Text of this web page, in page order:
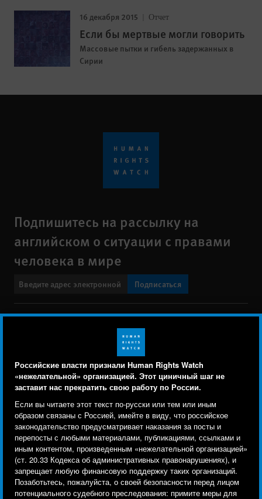
Российские власти признали Human Rights Watch
«нежелательной» организацией. Этот циничный шаг не
заставит нас прекратить свою работу по России.
Если вы читаете этот текст по-русски или тем или иным
образом связаны с Россией, имейте в виду, что российское
законодательство предусматривает наказания за посты и
перепосты с любыми материалами, публикациями, ссылками и
иным контентом, произведенным «нежелательной организацией»
(ст. 20.33 Кодекса об административных правонарушениях), и
запрещает любую финансовую поддержку таких организаций.
Позаботьтесь, пожалуйста, о своей безопасности перед лицом
потенциального судебного преследования: примите меры для
16 декабря 2015 Отчет
Если бы мертвые могли говорить
Массовые пытки и гибель задержанных в
Сирии
Подпишитесь на рассылку на
английском о ситуации с правами
человека в мире
Подписаться
Свяжитесь с нами
menu
Заявление о политике конфиденциальности
Карта сайта
Text Version
© 2026 Human Rights Watch
Human Rights Watch| 350 Fifth Avenue, 34th Floor | New York,NY
10118-3299USA|t1.212.290.4700
Human Rights Watchis a 501(C)(3) nonprofit registered in the US
under EIN: 13-2875808
Human Rights Watch cookie preferences
Мы используем файлы cookie, технологии
отслеживания и сторонние аналитические
инструменты, чтобы лучше понять, кто посещает
сайт, и улучшить ваш опыт взаимодействия с ним.
Используя наш сайт, вы соглашаетесь с этим.
Ознакомьтесь с нашей политикой
конфиденциальности,чтобы узнать, для чего